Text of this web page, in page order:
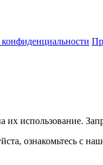
их использование.
ознакомьтесь с